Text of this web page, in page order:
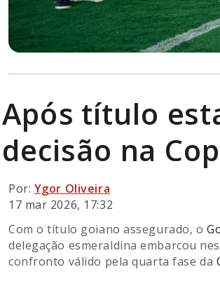
Após título
decisão na
Por: Ygor Oliveira
17 mar 2026, 17:32
Com o título goiano assegurado, o
delegação esmeraldina embarcou
confronto válido pela quarta fase da